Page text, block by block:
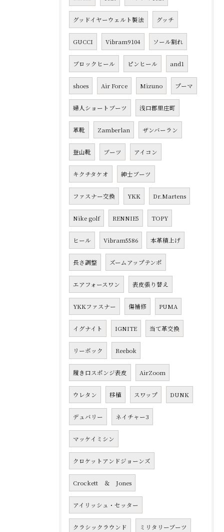
グッドイヤーウェルト製法 グッチ
GUCCI Vibram9104 ソール割れ
ブロックヒール ピンヒール and1
shoes Air Force Mizuno プーマ
婦人ショートブーツ 浅口郡里庄町
革靴 Zamberlan ザンバーラン
登山靴 ブーツ アイコン
キクチタケオ 紳士ブーツ
ファスナー交換 YKK Dr.Martens
Nike golf RENNIE5 TOPY
ヒール Vibram5586 本革積上げ
長さ調整 ズームアップテンポ
エアフォースワン 表皮張り替え
YKKファスナー 傷補修 PUMA
イグナイト IGNITE 当て革交換
リーボック Reebok
履き口スポンジ表皮 AirZoom
ウレタン 移植 スワップ DUNK
デュバリー ネイチャー3
マッケイミシン
クロケットアンドジョーンズ
Crockett ＆ Jones
アイリッシュ・セッター
クラシックラウンド ミリタリーブーツ